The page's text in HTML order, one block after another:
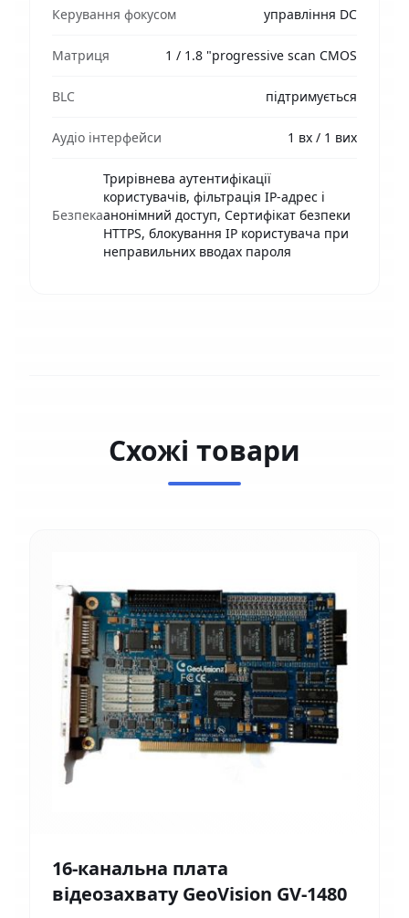
Керування фокусом управління DC
Матриця 1 / 1.8 "progressive scan CMOS
BLC підтримується
Аудіо інтерфейси 1 вх / 1 вих
Безпека
Трирівнева аутентифікації
користувачів, фільтрація IP-адрес і
анонімний доступ, Сертифікат безпеки
HTTPS, блокування IP користувача при
неправильних вводах пароля
Схожі товари
16-канальна плата
відеозахвату GeoVision GV-1480